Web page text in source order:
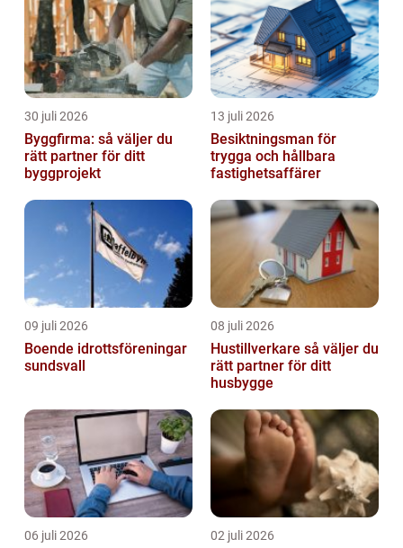
30 juli 2026
Byggfirma: så väljer du
rätt partner för ditt
byggprojekt
13 juli 2026
Besiktningsman för
trygga och hållbara
fastighetsaffärer
09 juli 2026
Boende idrottsföreningar
sundsvall
08 juli 2026
Hustillverkare så väljer du
rätt partner för ditt
husbygge
06 juli 2026 02 juli 2026